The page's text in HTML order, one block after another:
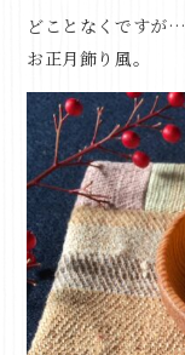
どことなくですが…
お正月飾り風。